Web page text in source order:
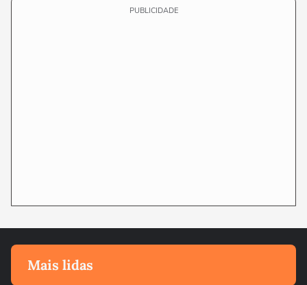
PUBLICIDADE
Mais lidas